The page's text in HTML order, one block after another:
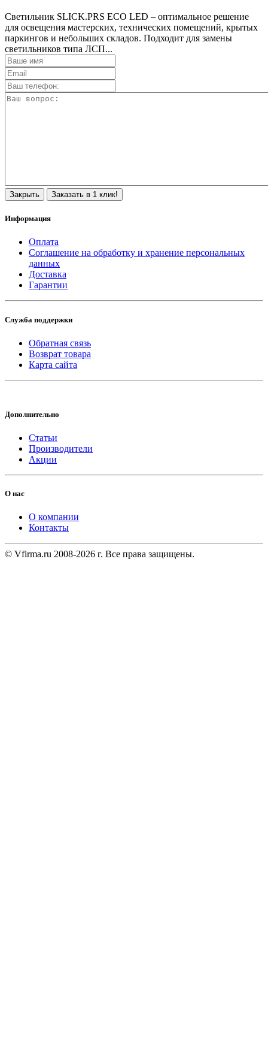
Cветильник SLICK.PRS ECO LED – оптимальное решение
для освещения мастерских, технических помещений, крытых
паркингов и небольших складов. Подходит для замены
светильников типа ЛСП...
Закрыть Заказать в 1 клик!
Информация
Оплата
Соглашение на обработку и хранение персональных
данных
Доставка
Гарантии
Служба поддержки
Обратная связь
Возврат товара
Карта сайта
Дополнительно
Статьи
Производители
Акции
О нас
О компании
Контакты
© Vfirma.ru 2008-2026 г. Все права защищены.